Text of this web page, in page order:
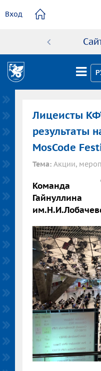
содержанию
Вход
Лицеисты
результаты
MosCode
Тема: Акции,
Команда